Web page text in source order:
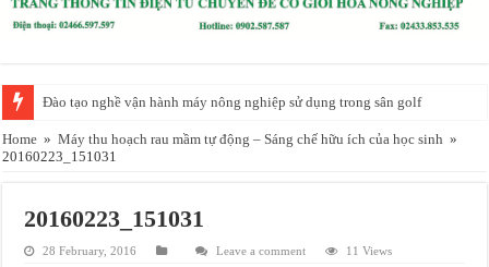
Đào tạo nghề vận hành máy nông nghiệp sử dụng trong sân golf
Home » Máy thu hoạch rau mầm tự động – Sáng chế hữu ích của học sinh »
20160223_151031
20160223_151031
28 February, 2016 Leave a comment 11 Views